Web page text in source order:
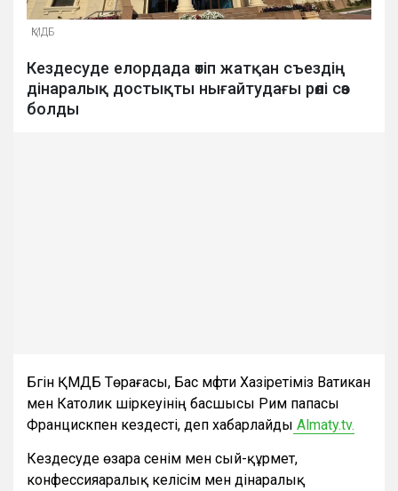
ҚМДБ
Кездесуде елордада өтіп жатқан съездің
дінаралық достықты нығайтудағы рөлі сөз
болды
Бүгін ҚМДБ Төрағасы, Бас мүфти Хазіретіміз Ватикан
мен Католик шіркеуінің басшысы Рим папасы
Францискпен кездесті, деп хабарлайды Almaty.tv.
Кездесуде өзара сенім мен сый-құрмет,
конфессияаралық келісім мен дінаралық